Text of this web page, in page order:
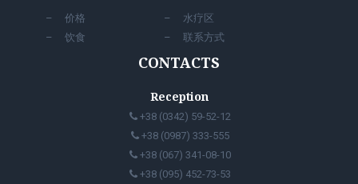
价格
饮食
水疗区
联系方式
CONTACTS
Reception
+38 (0342) 59-52-12
+38 (0987) 333-555
+38 (067) 341-08-10
+38 (095) 452-73-53